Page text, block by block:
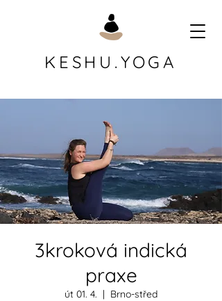
KESHU.YOGA
3kroková indická
praxe
út 01. 4.
  |
Brno-střed